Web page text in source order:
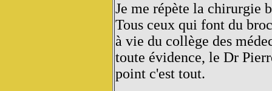
Je me répète la chirurgie
Tous ceux qui font du
à vie du collège des
toute évidence, le Dr
point c'est tout.